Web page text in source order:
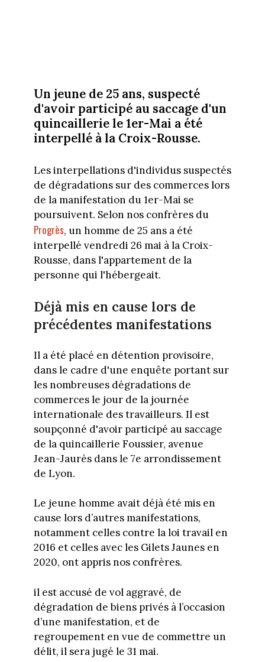
Un jeune de 25 ans, suspecté
d'avoir participé au saccage d'un
quincaillerie le 1er-Mai a été
interpellé à la Croix-Rousse.
Les interpellations d'individus suspectés
de dégradations sur des commerces lors
de la manifestation du 1er-Mai se
poursuivent. Selon nos confrères du
Progrès, un homme de 25 ans a été
interpellé vendredi 26 mai à la Croix-
Rousse, dans l'appartement de la
personne qui l'hébergeait.
Déjà mis en cause lors de
précédentes manifestations
Il a été placé en détention provisoire,
dans le cadre d'une enquête portant sur
les nombreuses dégradations de
commerces le jour de la journée
internationale des travailleurs. Il est
soupçonné d'avoir participé au saccage
de la quincaillerie Foussier, avenue
Jean-Jaurès dans le 7e arrondissement
de Lyon.
Le jeune homme avait déjà été mis en
cause lors d’autres manifestations,
notamment celles contre la loi travail en
2016 et celles avec les Gilets Jaunes en
2020, ont appris nos confrères.
il est accusé de vol aggravé, de
dégradation de biens privés à l’occasion
d’une manifestation, et de
regroupement en vue de commettre un
délit, il sera jugé le 31 mai.